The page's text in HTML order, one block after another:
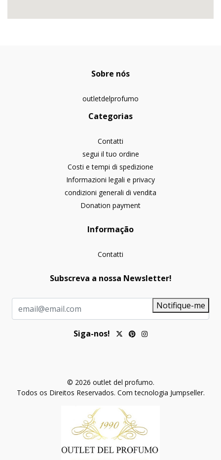
Sobre nós
outletdelprofumo
Categorias
Contatti
segui il tuo ordine
Costi e tempi di spedizione
Informazioni legali e privacy
condizioni generali di vendita
Donation payment
Informação
Contatti
Subscreva a nossa Newsletter!
Notifique-me
Siga-nos!
© 2026 outlet del profumo.
Todos os Direitos Reservados. Com tecnologia Jumpseller.